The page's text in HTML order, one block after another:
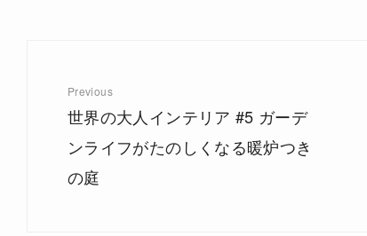
Previous
世界の大人インテリア #5 ガーデ
ンライフがたのしくなる暖炉つき
の庭